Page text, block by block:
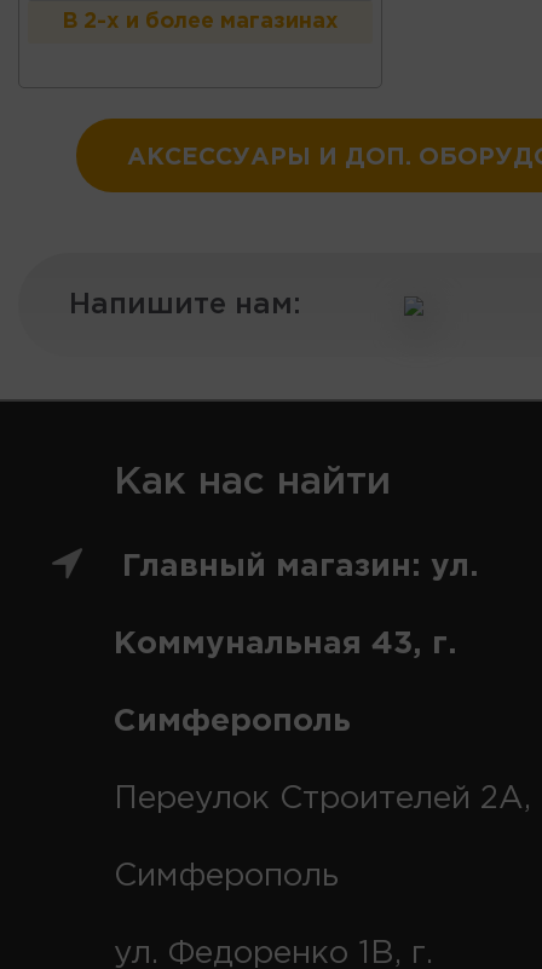
В 2-х и более магазинах
АКСЕССУАРЫ И ДОП.
Напишите нам:
Как нас найти
Главный магазин: ул.
Коммунальная 43, г.
Симферополь
Переулок Строителей 2А,
Симферополь
ул. Федоренко 1В, г.